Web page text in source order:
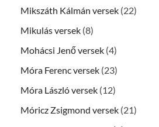
Mikszáth Kálmán versek (22)
Mikulás versek (8)
Mohácsi Jenő versek (4)
Móra Ferenc versek (23)
Móra László versek (12)
Móricz Zsigmond versek (21)